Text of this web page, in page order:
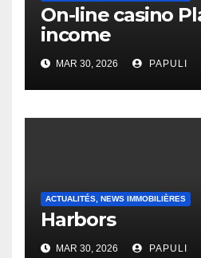
On-line casino
income
MAR 30, 2026 PAPULI
ACTUALITÉS, NEWS IMMOBILIÈRES
Harbors
MAR 30, 2026 PAPULI